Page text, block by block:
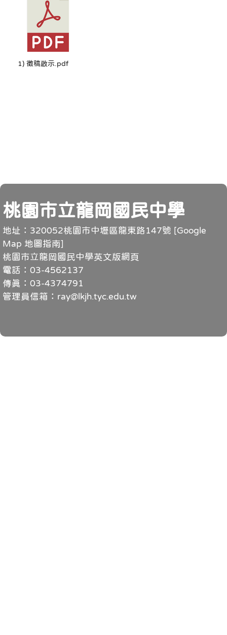
1) 徵稿啟示.pdf
頁尾
桃園市立龍岡國民中學
地址：320052桃園市中壢區龍東路147號 [Google
Map 地圖指南]
桃園市立龍岡國民中學英文版網頁
電話：03-4562137
傳真：03-4374791
管理員信箱：ray@lkjh.tyc.edu.tw